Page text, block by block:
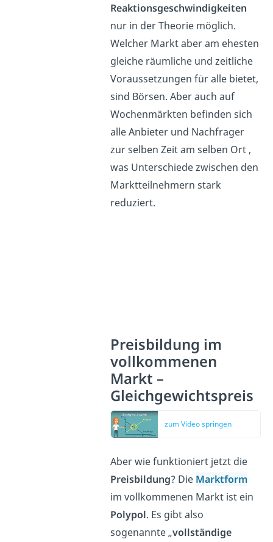
Reaktionsgeschwindigkeiten
nur in der Theorie möglich.
Welcher Markt aber am ehesten
gleiche räumliche und zeitliche
Voraussetzungen für alle bietet,
sind Börsen. Aber auch auf
Wochenmärkten befinden sich
alle Anbieter und Nachfrager
zur selben Zeit am selben Ort ,
was Unterschiede zwischen den
Marktteilnehmern stark
reduziert.
Preisbildung im
vollkommenen
Markt –
Gleichgewichtspreis
zum Video springen
Aber wie funktioniert jetzt die
Preisbildung? Die Marktform
im vollkommenen Markt ist ein
Polypol. Es gibt also
sogenannte „vollständige